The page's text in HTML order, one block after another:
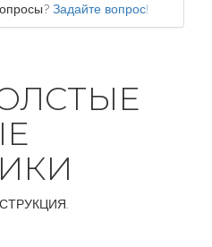
Задайте вопрос!